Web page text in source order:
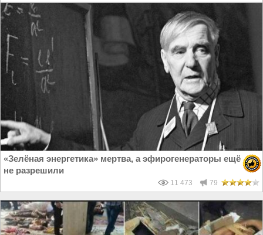
«Зелёная энергетика» мертва, а эфирогенераторы ещё
не разрешили
11 473 79